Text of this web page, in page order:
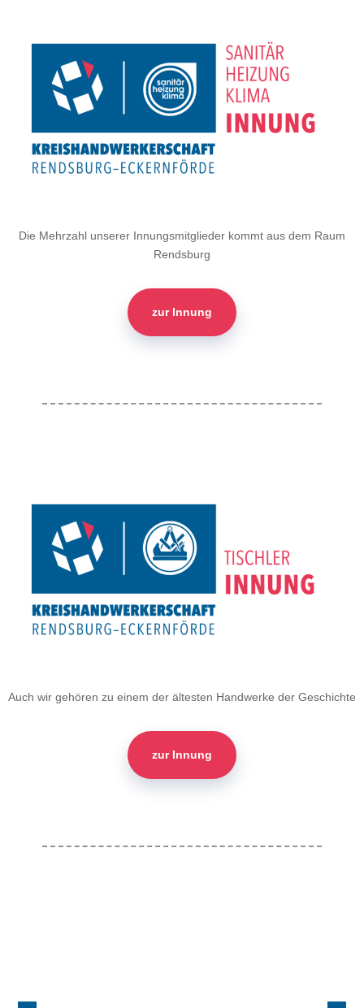
Die Mehrzahl unserer Innungsmitglieder kommt aus dem Raum
Rendsburg
zur Innung
Auch wir gehören zu einem der ältesten Handwerke der Geschichte
zur Innung